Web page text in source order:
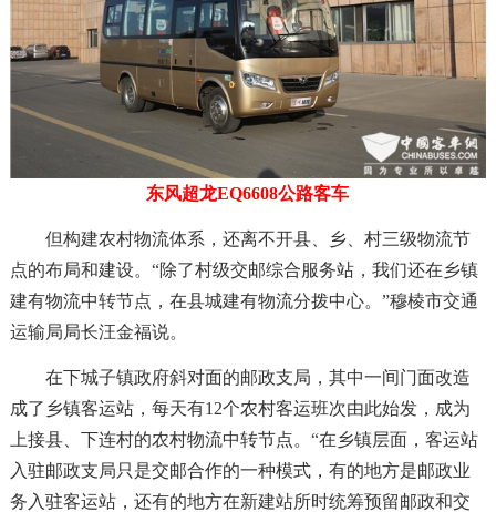
东风超龙EQ6608公路客车
但构建农村物流体系，还离不开县、乡、村三级物流节
点的布局和建设。“除了村级交邮综合服务站，我们还在乡镇
建有物流中转节点，在县城建有物流分拨中心。”穆棱市交通
运输局局长汪金福说。
在下城子镇政府斜对面的邮政支局，其中一间门面改造
成了乡镇客运站，每天有12个农村客运班次由此始发，成为
上接县、下连村的农村物流中转节点。“在乡镇层面，客运站
入驻邮政支局只是交邮合作的一种模式，有的地方是邮政业
务入驻客运站，还有的地方在新建站所时统筹预留邮政和交